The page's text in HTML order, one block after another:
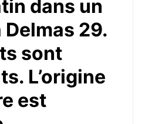
dans un
Delmas 29.
sont
L’origine
est